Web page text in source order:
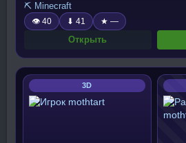
⛏️ Minecraft
👁 40 ⬇ 41 ★ —
Открыть
3D